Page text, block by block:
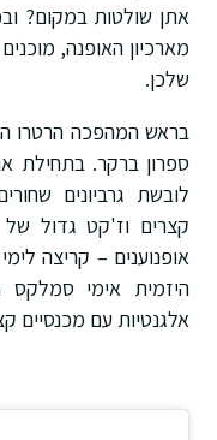
אתן שולטות במקום?
מארכיון האופנה,
שלכן.
בראש המהפכה הרטרו
ספרון ברקר. בתחילת
לובשת גרביונים
קצרים וז'קט גדול של
אופנוענים – קריצה
היזמית אימי סמלקס
אלגנטיות עם מכנסיים